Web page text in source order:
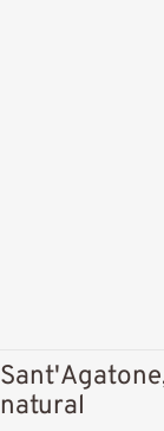
natural